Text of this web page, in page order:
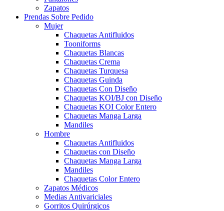
Zapatos
Prendas Sobre Pedido
Mujer
Chaquetas Antifluidos
Tooniforms
Chaquetas Blancas
Chaquetas Crema
Chaquetas Turquesa
Chaquetas Guinda
Chaquetas Con Diseño
Chaquetas KOI/BJ con Diseño
Chaquetas KOI Color Entero
Chaquetas Manga Larga
Mandiles
Hombre
Chaquetas Antifluidos
Chaquetas con Diseño
Chaquetas Manga Larga
Mandiles
Chaquetas Color Entero
Zapatos Médicos
Medias Antivariciales
Gorritos Quirúrgicos